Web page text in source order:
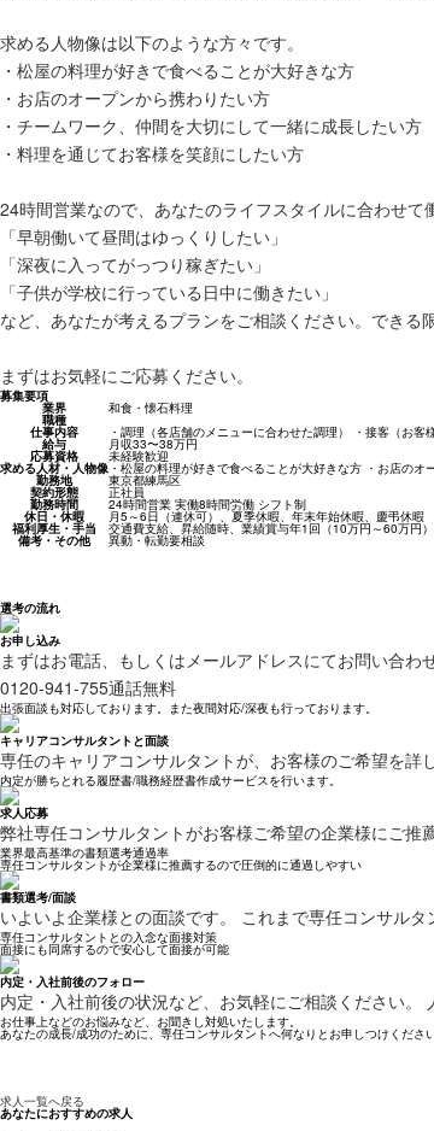
求める人物像は以下のような方々です。
・松屋の料理が好きで食べることが大好きな方
・お店のオープンから携わりたい方
・チームワーク、仲間を大切にして一緒に成長したい方
・料理を通じてお客様を笑顔にしたい方
24時間営業なので、あなたのライフスタイルに合わせて
「早朝働いて昼間はゆっくりしたい」
「深夜に入ってがっつり稼ぎたい」
「子供が学校に行っている日中に働きたい」
など、あなたが考えるプランをご相談ください。できる
まずはお気軽にご応募ください。
募集要項
業界 和食・懐石料理
職種
仕事内容 ・調理（各店舗のメニューに合わせた調理） ・接客（お
給与 月収33〜38万円
応募資格 未経験歓迎
求める人材・人物像 ・松屋の料理が好きで食べることが大好きな方 ・お店の
勤務地 東京都練馬区
契約形態 正社員
勤務時間 24時間営業 実働8時間労働 シフト制
休日・休暇 月5～6日（連休可）、夏季休暇、年末年始休暇、慶弔休暇
福利厚生・手当 交通費支給、昇給随時、業績賞与年1回（10万円～60万円
備考・その他 異動・転勤要相談
選考の流れ
お申し込み
まずはお電話、もしくはメールアドレスにてお問い合わ
0120-941-755通話無料
出張面談も対応しております。また夜間対応/深夜も行っております。
キャリアコンサルタントと面談
専任のキャリアコンサルタントが、お客様のご希望を詳
内定が勝ちとれる履歴書/職務経歴書作成サービスを行います。
求人応募
弊社専任コンサルタントがお客様ご希望の企業様にご推
業界最高基準の書類選考通過率
専任コンサルタントが企業様に推薦するので圧倒的に通過しやすい
書類選考/面談
いよいよ企業様との面談です。 これまで専任コンサル
専任コンサルタントとの入念な面接対策
面接にも同席するので安心して面接が可能
内定・入社前後のフォロー
内定・入社前後の状況など、お気軽にご相談ください。
お仕事上などのお悩みなど、お聞きし対処いたします。
あなたの成長/成功のために、専任コンサルタントへ何なりとお申しつけください
求人一覧へ戻る
あなたにおすすめの求人